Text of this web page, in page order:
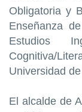
Obligatoria y
Enseñanza
Estudios
Cognitiva/
Universidad
El alcalde de